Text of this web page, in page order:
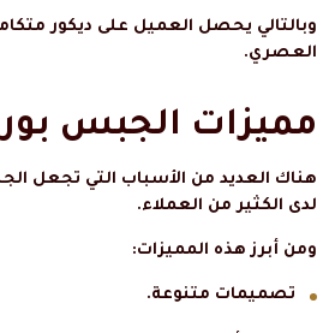
وبالتالي يحصل العميل على ديكور
العصري.
مميزات الجبس
هناك العديد من الأسباب التي تجعل
لدى الكثير من العملاء.
ومن أبرز هذه المميزات:
تصميمات متنوعة.